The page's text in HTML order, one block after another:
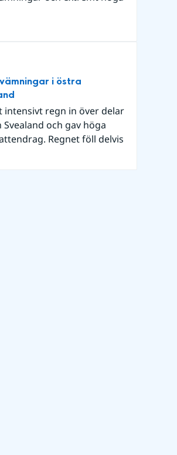
i östra
intensivt regn in över delar
och gav höga
Regnet föll delvis